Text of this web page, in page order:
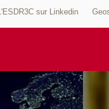
L'ESDR3C sur Linkedin